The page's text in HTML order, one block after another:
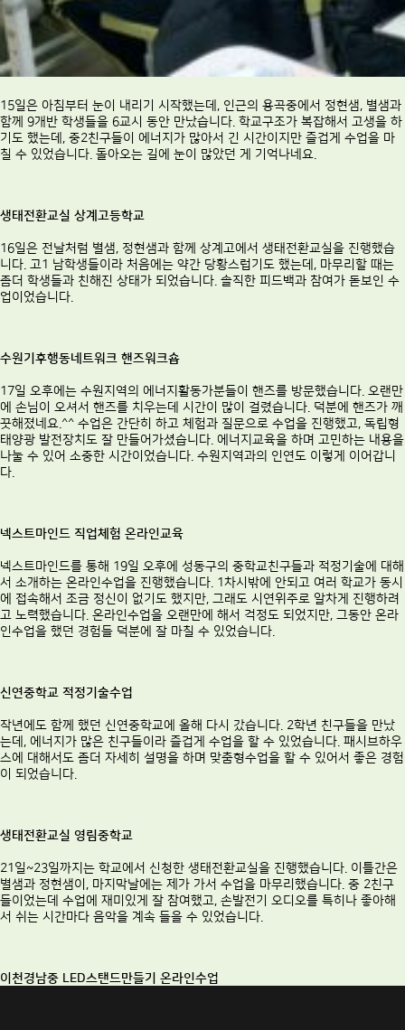
15일은 아침부터 눈이 내리기 시작했는데, 인근의 용곡중에서 정현샘, 별샘과
함께 9개반 학생들을 6교시 동안 만났습니다. 학교구조가 복잡해서 고생을 하
기도 했는데, 중2친구들이 에너지가 많아서 긴 시간이지만 즐겁게 수업을 마
칠 수 있었습니다. 돌아오는 길에 눈이 많았던 게 기억나네요.
생태전환교실 상계고등학교
16일은 전날처럼 별샘, 정현샘과 함께 상계고에서 생태전환교실을 진행했습
니다. 고1 남학생들이라 처음에는 약간 당황스럽기도 했는데, 마무리할 때는
좀더 학생들과 친해진 상태가 되었습니다. 솔직한 피드백과 참여가 돋보인 수
업이었습니다.
수원기후행동네트워크 핸즈워크숍
17일 오후에는 수원지역의 에너지활동가분들이 핸즈를 방문했습니다. 오랜만
에 손님이 오셔서 핸즈를 치우는데 시간이 많이 걸렸습니다. 덕분에 핸즈가 깨
끗해졌네요.^^ 수업은 간단히 하고 체험과 질문으로 수업을 진행했고, 독립형
태양광 발전장치도 잘 만들어가셨습니다. 에너지교육을 하며 고민하는 내용을
나눌 수 있어 소중한 시간이었습니다. 수원지역과의 인연도 이렇게 이어갑니
다.
넥스트마인드 직업체험 온라인교육
넥스트마인드를 통해 19일 오후에 성동구의 중학교친구들과 적정기술에 대해
서 소개하는 온라인수업을 진행했습니다. 1차시밖에 안되고 여러 학교가 동시
에 접속해서 조금 정신이 없기도 했지만, 그래도 시연위주로 알차게 진행하려
고 노력했습니다. 온라인수업을 오랜만에 해서 걱정도 되었지만, 그동안 온라
인수업을 했던 경험들 덕분에 잘 마칠 수 있었습니다.
신연중학교 적정기술수업
작년에도 함께 했던 신연중학교에 올해 다시 갔습니다. 2학년 친구들을 만났
는데, 에너지가 많은 친구들이라 즐겁게 수업을 할 수 있었습니다. 패시브하우
스에 대해서도 좀더 자세히 설명을 하며 맞춤형수업을 할 수 있어서 좋은 경험
이 되었습니다.
생태전환교실 영림중학교
21일~23일까지는 학교에서 신청한 생태전환교실을 진행했습니다. 이틀간은
별샘과 정현샘이, 마지막날에는 제가 가서 수업을 마무리했습니다. 중 2친구
들이었는데 수업에 재미있게 잘 참여했고, 손발전기 오디오를 특히나 좋아해
서 쉬는 시간마다 음악을 계속 들을 수 있었습니다.
이천경남중 LED스탠드만들기 온라인수업